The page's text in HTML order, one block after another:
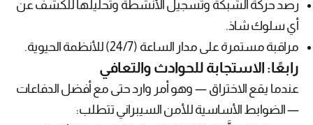
رصد حركة الشبكة وتسجيل الأنشطة وتحليلها للكشف عن
أي سلوك شاذ.
مراقبة مستمرة على مدار الساعة (24/7) للأنظمة الحيوية.
رابعًا: الاستجابة للحوادث والتعافي
عندما يقع الاختراق — وهو أمر وارد حتى مع أفضل الدفاعات
— الضوابط الأساسية للأمن السيبراني تتطلب: